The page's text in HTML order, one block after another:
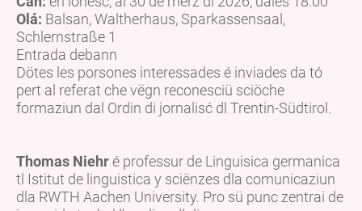
Olá: Balsan, Waltherhaus, Sparkassensaal,
Schlernstraße 1
Entrada debann
Dötes les porsones interessades é inviades da tó
pert al referat che vëgn reconesciü sciöche
formaziun dal Ordin di jornalisć dl Trentin-Südtirol.
Thomas Niehré professur de Linguisica germanica
tl Istitut de linguistica y sciënzes dla comunicaziun
dla RWTH Aachen University. Pro sü punc zentrai de